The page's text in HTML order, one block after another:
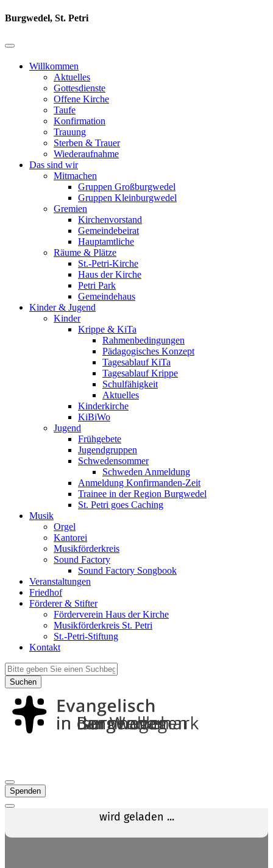
Burgwedel, St. Petri
Willkommen
Aktuelles
Gottesdienste
Offene Kirche
Taufe
Konfirmation
Trauung
Sterben & Trauer
Wiederaufnahme
Das sind wir
Mitmachen
Gruppen Großburgwedel
Gruppen Kleinburgwedel
Gremien
Kirchenvorstand
Gemeindebeirat
Hauptamtliche
Räume & Plätze
St.-Petri-Kirche
Haus der Kirche
Petri Park
Gemeindehaus
Kinder & Jugend
Kinder
Krippe & KiTa
Rahmenbedingungen
Pädagogisches Konzept
Tagesablauf KiTa
Tagesablauf Krippe
Schulfähigkeit
Aktuelles
Kinderkirche
KiBiWo
Jugend
Frühgebete
Jugendgruppen
Schwedensommer
Schweden Anmeldung
Anmeldung Konfirmanden-Zeit
Trainee in der Region Burgwedel
St. Petri goes Caching
Musik
Orgel
Kantorei
Musikförderkreis
Sound Factory
Sound Factory Songbook
Veranstaltungen
Friedhof
Förderer & Stifter
Förderverein Haus der Kirche
Musikförderkreis St. Petri
St.-Petri-Stiftung
Kontakt
Suchen
Spenden